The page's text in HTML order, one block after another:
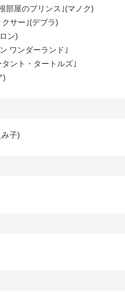
部屋のプリンス｣(マノク)
サー｣(デブラ)
ン)
ワンダーランド｣
ント・タートルズ｣
)
子)